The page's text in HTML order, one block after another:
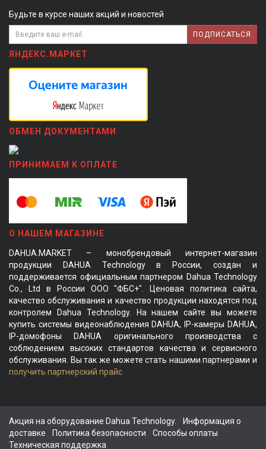
Будьте в курсе наших акций и новостей
ПОДПИСАТЬСЯ
ЯНДЕКС.МАРКЕТ
ОБМЕН ДОКУМЕНТАМИ
ПРИНИМАЕМ К ОПЛАТЕ
О НАШЕМ МАГАЗИНЕ
DAHUA.MARKET – монобрендовый интернет-магазин
продукции DAHUA Technology в России, создан и
поддерживается официальным партнером Dahua Technology
Co., Ltd в России ООО "ФБС+". Ценовая политика сайта,
качество обслуживания и качество продукции находятся под
контролем Dahua Technology. На нашем сайте вы можете
купить системы видеонаблюдения DAHUA, IP-камеры DAHUA,
IP-домофоны DAHUA оригинального производства с
соблюдением высоких стандартов качества и сервисного
обслуживания. Вы так же можете стать нашими партнерами и
получить партнерский прайс
Акция на оборудование Dahua Technology.
Информация о
доставке
Политика безопасности
Способы оплаты
Техническая поддержка